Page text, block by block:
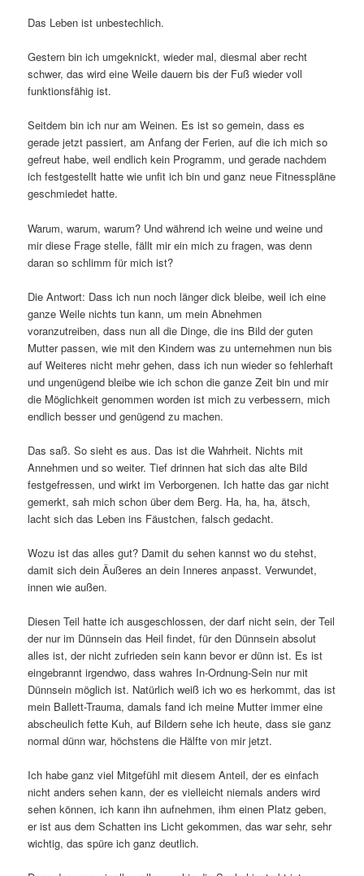
Das Leben ist unbestechlich.
Gestern bin ich umgeknickt, wieder mal, diesmal aber recht
schwer, das wird eine Weile dauern bis der Fuß wieder voll
funktionsfähig ist.
Seitdem bin ich nur am Weinen. Es ist so gemein, dass es
gerade jetzt passiert, am Anfang der Ferien, auf die ich mich so
gefreut habe, weil endlich kein Programm, und gerade nachdem
ich festgestellt hatte wie unfit ich bin und ganz neue Fitnesspläne
geschmiedet hatte.
Warum, warum, warum? Und während ich weine und weine und
mir diese Frage stelle, fällt mir ein mich zu fragen, was denn
daran so schlimm für mich ist?
Die Antwort: Dass ich nun noch länger dick bleibe, weil ich eine
ganze Weile nichts tun kann, um mein Abnehmen
voranzutreiben, dass nun all die Dinge, die ins Bild der guten
Mutter passen, wie mit den Kindern was zu unternehmen nun bis
auf Weiteres nicht mehr gehen, dass ich nun wieder so fehlerhaft
und ungenügend bleibe wie ich schon die ganze Zeit bin und mir
die Möglichkeit genommen worden ist mich zu verbessern, mich
endlich besser und genügend zu machen.
Das saß. So sieht es aus. Das ist die Wahrheit. Nichts mit
Annehmen und so weiter. Tief drinnen hat sich das alte Bild
festgefressen, und wirkt im Verborgenen. Ich hatte das gar nicht
gemerkt, sah mich schon über dem Berg. Ha, ha, ha, ätsch,
lacht sich das Leben ins Fäustchen, falsch gedacht.
Wozu ist das alles gut? Damit du sehen kannst wo du stehst,
damit sich dein Äußeres an dein Inneres anpasst. Verwundet,
innen wie außen.
Diesen Teil hatte ich ausgeschlossen, der darf nicht sein, der Teil
der nur im Dünnsein das Heil findet, für den Dünnsein absolut
alles ist, der nicht zufrieden sein kann bevor er dünn ist. Es ist
eingebrannt irgendwo, dass wahres In-Ordnung-Sein nur mit
Dünnsein möglich ist. Natürlich weiß ich wo es herkommt, das ist
mein Ballett-Trauma, damals fand ich meine Mutter immer eine
abscheulich fette Kuh, auf Bildern sehe ich heute, dass sie ganz
normal dünn war, höchstens die Hälfte von mir jetzt.
Ich habe ganz viel Mitgefühl mit diesem Anteil, der es einfach
nicht anders sehen kann, der es vielleicht niemals anders wird
sehen können, ich kann ihn aufnehmen, ihm einen Platz geben,
er ist aus dem Schatten ins Licht gekommen, das war sehr, sehr
wichtig, das spüre ich ganz deutlich.